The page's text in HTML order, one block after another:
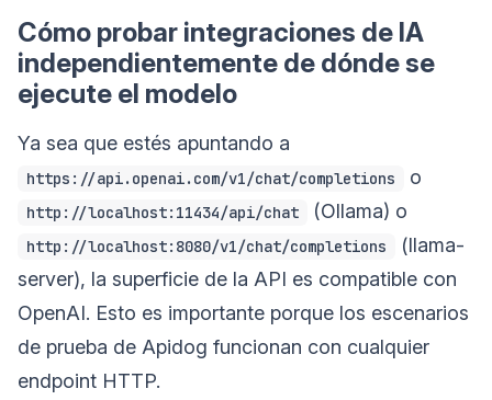
Cómo probar integraciones de IA
independientemente de dónde se
ejecute el modelo
Ya sea que estés apuntando a
https://api.openai.com/v1/chat/completions o
http://localhost:11434/api/chat (Ollama) o
http://localhost:8080/v1/chat/completions
(llama-
server), la superficie de la API es compatible con
OpenAI. Esto es importante porque los escenarios
de prueba de Apidog funcionan con cualquier
endpoint HTTP.